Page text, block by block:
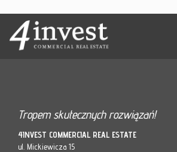
Tropem skutecznych rozwiązań!
4INVEST COMMERCIAL REAL ESTATE
ul. Mickiewicza 15